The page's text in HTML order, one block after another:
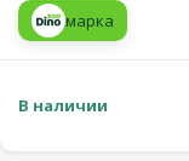
марка
В наличии